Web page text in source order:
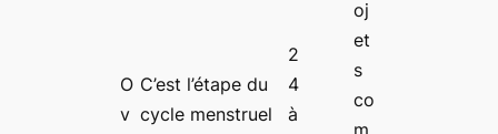
O
v
C’est l’étape du
cycle menstruel
2
4
à
oj
et
s
co